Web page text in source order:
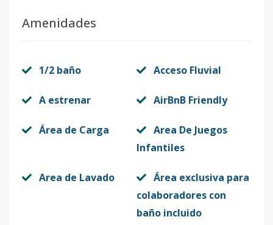
Amenidades
1/2 baño Acceso Fluvial
A estrenar AirBnB Friendly
Área de Carga
Area De Juegos
Infantiles
Area de Lavado
Área exclusiva para
colaboradores con
baño incluido